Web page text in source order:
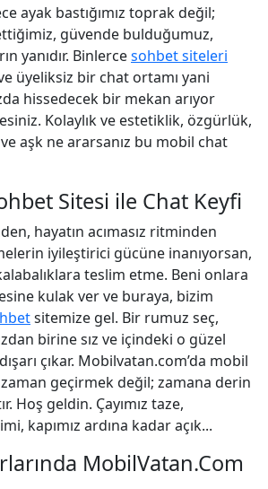
ayak bastığımız toprak değil;
güvende bulduğumuz,
yanıdır. Binlercesohbet siteleri
üyeliksiz bir chat ortamı yani
hissedecek bir mekan arıyor
Kolaylık ve estetiklik, özgürlük,
aşk ne ararsanız bu mobil chat
Sitesi ile Chat Keyfi
hayatın acımasız ritminden
iyileştirici gücüne inanıyorsan,
teslim etme. Beni onlara
kulak ver ve buraya, bizim
sitemize gel. Bir rumuz seç,
birine sız ve içindeki o güzel
çıkar. Mobilvatan.com’da mobil
geçirmek değil; zamana derin
Hoş geldin. Çayımız taze,
kapımız ardına kadar açık...
MobilVatan.Com